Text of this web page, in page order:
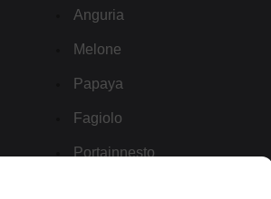
Anguria
Melone
Papaya
Fagiolo
Portainnesto